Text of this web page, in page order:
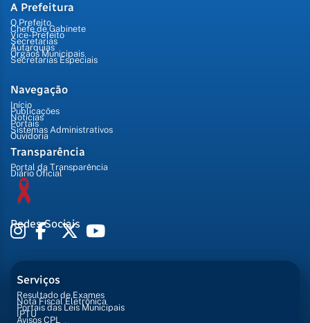
A Prefeitura
O Prefeito
Chefe de Gabinete
Vice-Prefeito
Secretarias
Autarquias
Órgãos Municipais
Secretarias Especiais
Navegação
Início
Publicações
Notícias
Portais
Sistemas Administrativos
Ouvidoria
Transparência
Portal da Transparência
Diário Oficial
Redes Sociais
Serviços
Resultado de Exames
Nota Fiscal Eletrônica
Portais das Leis Municipais
IPTU
Avisos CPL